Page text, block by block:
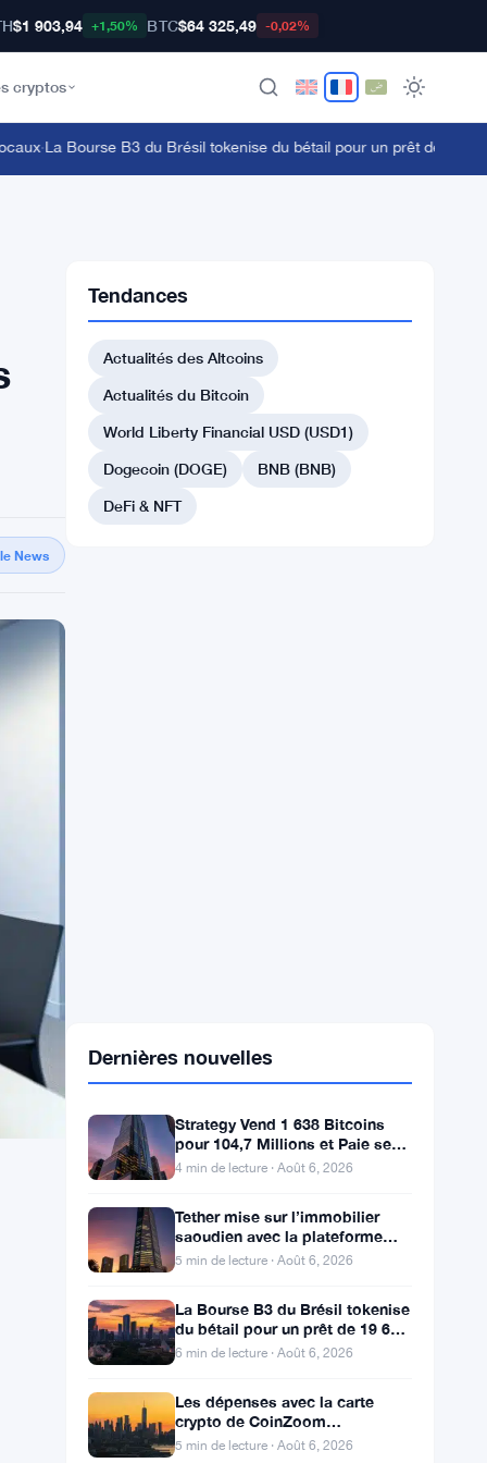
$1 903,94 +1,50% BTC$64 325,49 -0,02%
cryptos
·La Bourse B3 du Brésil tokenise du bétail pour un prêt de 19 600
News
Tendances
Actualités des Altcoins
Actualités du Bitcoin
World Liberty Financial USD (USD1)
Dogecoin (DOGE)
BNB (BNB)
DeFi & NFT
Strategy Vend 1 638 Bitcoins
Actionnaires Privilégiés
4 min de lecture · Août 6, 2026
Tether mise sur l’immobilier